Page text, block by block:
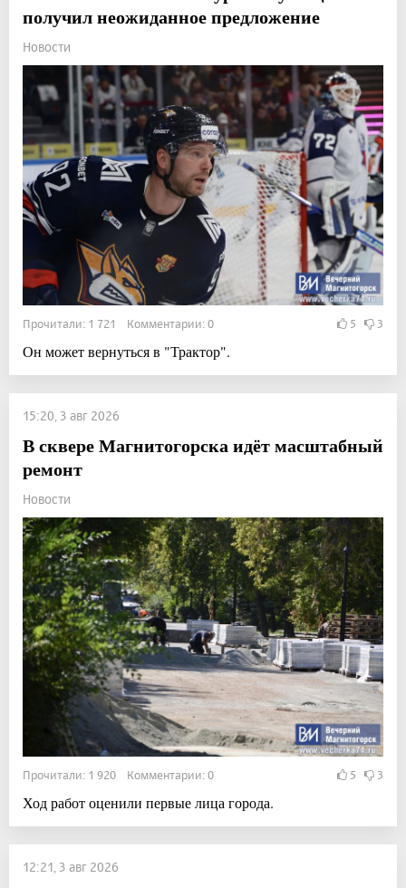
получил неожиданное предложение
Новости
Прочитали: 1 721 Комментарии: 0 5 3
Он может вернуться в "Трактор".
15:20, 3 авг 2026
В сквере Магнитогорска идёт масштабный
ремонт
Новости
Прочитали: 1 920 Комментарии: 0 5 3
Ход работ оценили первые лица города.
12:21, 3 авг 2026